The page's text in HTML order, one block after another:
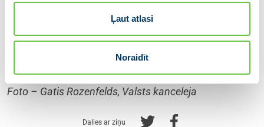
Ļaut atlasi
Noraidīt
nākamais daudzgadu budžets, ekonomikas
konkurētspēja, kā arī situācija Tuvajos Austrumos.
Foto – Gatis Rozenfelds, Valsts kanceleja
Dalies ar ziņu